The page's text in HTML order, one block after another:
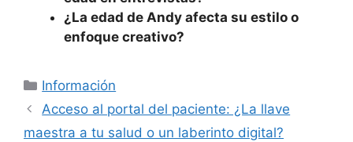
¿La edad de Andy afecta su estilo o
enfoque creativo?
Categorías
Información
Acceso al portal del paciente: ¿La llave
maestra a tu salud o un laberinto digital?